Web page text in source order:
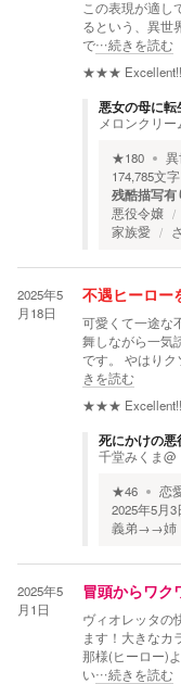
この表現が適し
るという、異世
で…続きを読む
★★★
悪女の母に転
メロンクリ
★180
174,785文字
残酷描写有
悪役令嬢
家族愛
2025年5
月18日
不遇ヒーロー
可愛くて一途な
舞しながら一気
です。 やはりク
きを読む
★★★
死にかけの悪
千堂みくま@
★46 恋
2025年5月3
義弟→→姉
2025年5
月1日
冒頭からワク
ヴィオレッタの
ます！大きなカ
那様(ヒーロー)
い…続きを読む